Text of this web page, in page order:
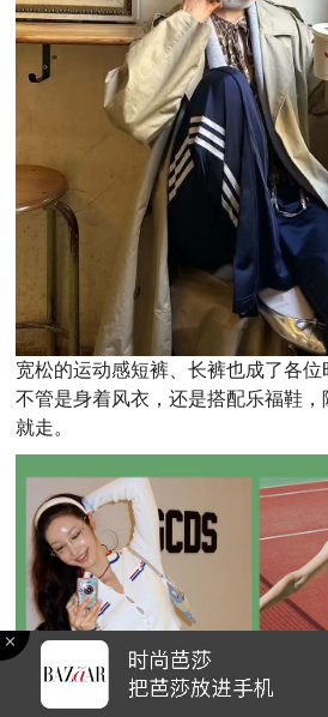
宽松的运动感短裤、长裤也成了各位
不管是身着风衣，还是搭配乐福鞋
就走。